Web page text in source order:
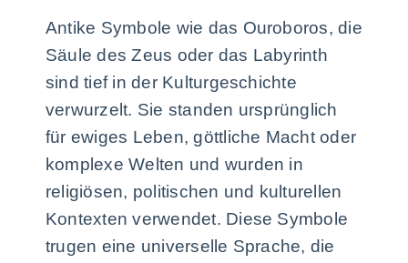
Antike Symbole wie das Ouroboros, die
Säule des Zeus oder das Labyrinth
sind tief in der Kulturgeschichte
verwurzelt. Sie standen ursprünglich
für ewiges Leben, göttliche Macht oder
komplexe Welten und wurden in
religiösen, politischen und kulturellen
Kontexten verwendet. Diese Symbole
trugen eine universelle Sprache, die